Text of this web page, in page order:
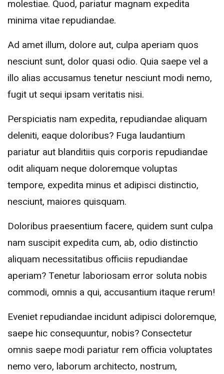
molestiae. Quod, pariatur magnam expedita
minima vitae repudiandae.
Ad amet illum, dolore aut, culpa aperiam quos
nesciunt sunt, dolor quasi odio. Quia saepe vel a
illo alias accusamus tenetur nesciunt modi nemo,
fugit ut sequi ipsam veritatis nisi.
Perspiciatis nam expedita, repudiandae aliquam
deleniti, eaque doloribus? Fuga laudantium
pariatur aut blanditiis quis corporis repudiandae
odit aliquam neque doloremque voluptas
tempore, expedita minus et adipisci distinctio,
nesciunt, maiores quisquam.
Doloribus praesentium facere, quidem sunt culpa
nam suscipit expedita cum, ab, odio distinctio
aliquam necessitatibus officiis repudiandae
aperiam? Tenetur laboriosam error soluta nobis
commodi, omnis a qui, accusantium itaque rerum!
Eveniet repudiandae incidunt adipisci doloremque,
saepe hic consequuntur, nobis? Consectetur
omnis saepe modi pariatur rem officia voluptates
nemo vero, laborum architecto, nostrum,